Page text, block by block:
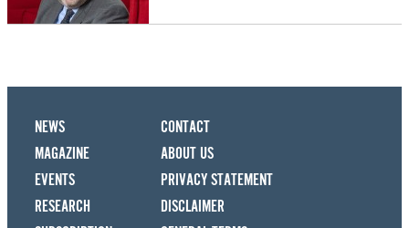
NEWS
MAGAZINE
EVENTS
RESEARCH
CONTACT
ABOUT US
PRIVACY STATEMENT
DISCLAIMER